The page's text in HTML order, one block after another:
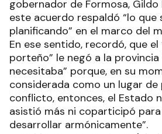
gobernador de Formosa,
este acuerdo respaldó “lo que
planificando” en el marco del
En ese sentido, recordó, que
porteño” le negó a la provincia
necesitaba” porque, en su
considerada como un lugar
conflicto, entonces, el Estado
asistió más ni coparticipó
desarrollar armónicamente”.